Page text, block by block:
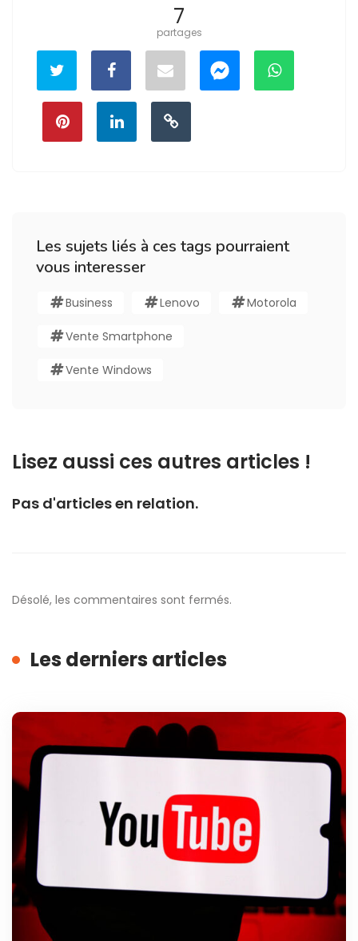
7
partages
Les sujets liés à ces tags pourraient
vous interesser
Business Lenovo Motorola
Vente Smartphone
Vente Windows
Lisez aussi ces autres articles !
Pas d'articles en relation.
Désolé, les commentaires sont fermés.
Les derniers articles